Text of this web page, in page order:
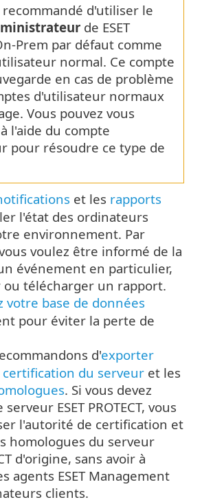
d'utiliser le
de ESET
Prem par défaut comme
normal. Ce compte
en cas de problème
d'utilisateur normaux
Vous pouvez vous
l'aide du compte
pour résoudre ce type de
et les rapports
l'état des ordinateurs
environnement. Par
voulez être informé de la
événement en particulier,
ou télécharger un rapport.
votre base de données
pour éviter la perte de
d'exporter
du serveur et les
. Si vous devez
ESET PROTECT, vous
l'autorité de certification et
homologues du serveur
d'origine, sans avoir à
agents ESET Management
clients.